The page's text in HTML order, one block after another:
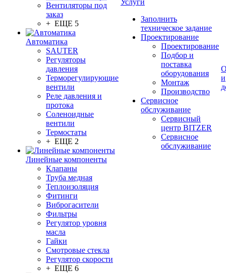
Вентиляторы под
заказ
+ ЕЩЕ 5
Автоматика
SAUTER
Регуляторы
давления
Терморегулирующие
вентили
Реле давления и
протока
Соленоидные
вентили
Термостаты
+ ЕЩЕ 2
Линейные компоненты
Клапаны
Труба медная
Теплоизоляция
Фитинги
Виброгасители
Фильтры
Регулятор уровня
масла
Гайки
Смотровые стекла
Регулятор скорости
+ ЕЩЕ 6
Услуги
Заполнить
техническое задание
Проектирование
Проектирование
Подбор и
поставка
оборудования
Монтаж
Производство
Сервисное
обслуживание
Сервисный
центр BITZER
Сервисное
обслуживание
и